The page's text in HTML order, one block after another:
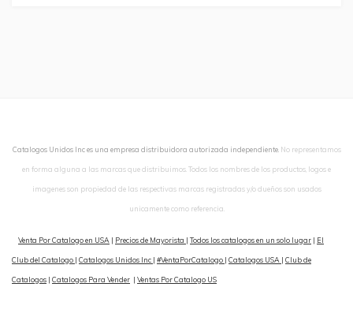
Catalogos Unidos Inc es una empresa distribuidora autorizada independiente. No representamos
en forma alguna a las marcas que distribuimos. Todos los nombres de los productos, logos e
imagenes son propiedad de las respectivas marcas registradas y/o dueños son usados
unicamente como referencia.
Venta Por Catalogo en USA | Precios de Mayorista | Todos los catalogos en un solo lugar | El
Club del Catalogo | Catalogos Unidos Inc | #VentaPorCatalogo | Catalogos USA | Club de
Catalogos | Catalogos Para Vender | Ventas Por Catalogo US